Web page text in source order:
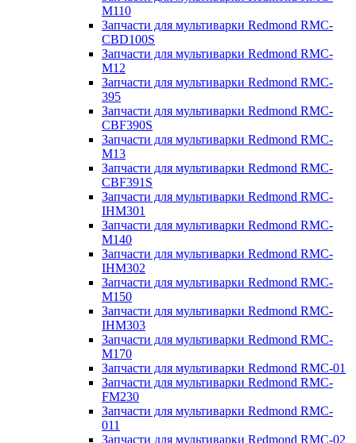
M110
Запчасти для мультиварки Redmond RMC-
CBD100S
Запчасти для мультиварки Redmond RMC-
M12
Запчасти для мультиварки Redmond RMC-
395
Запчасти для мультиварки Redmond RMC-
CBF390S
Запчасти для мультиварки Redmond RMC-
M13
Запчасти для мультиварки Redmond RMC-
CBF391S
Запчасти для мультиварки Redmond RMC-
IHM301
Запчасти для мультиварки Redmond RMC-
M140
Запчасти для мультиварки Redmond RMC-
IHM302
Запчасти для мультиварки Redmond RMC-
M150
Запчасти для мультиварки Redmond RMC-
IHM303
Запчасти для мультиварки Redmond RMC-
M170
Запчасти для мультиварки Redmond RMC-01
Запчасти для мультиварки Redmond RMC-
FM230
Запчасти для мультиварки Redmond RMC-
011
Запчасти для мультиварки Redmond RMC-02